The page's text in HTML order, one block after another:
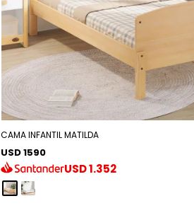
CAMA INFANTIL MATILDA
USD 1590
USD1.352